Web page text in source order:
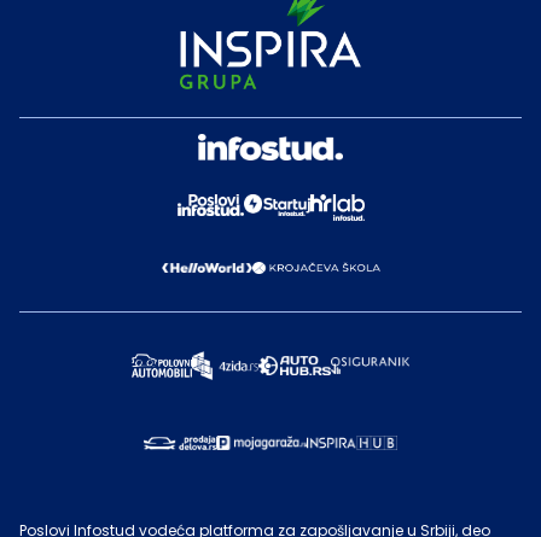
Poslovi Infostud vodeća platforma za zapošljavanje u Srbiji, deo